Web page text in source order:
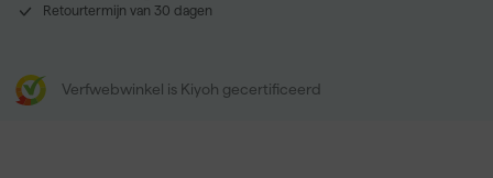
Retourtermijn van 30 dagen
Verfwebwinkel is Kiyoh gecertificeerd